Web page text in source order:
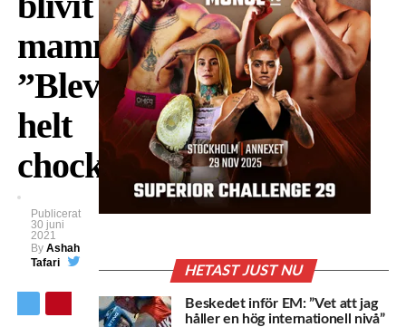
mamma:
”Blev
helt
chockade”
Publicerat
30 juni
2021
By Ashah
Tafari
HETAST JUST NU
Beskedet inför EM: ”Vet att jag
håller en hög internationell nivå”